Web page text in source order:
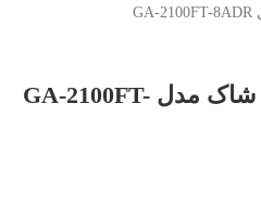
ساعت مچی کاسیو جی شاک مدل GA-2100FT-